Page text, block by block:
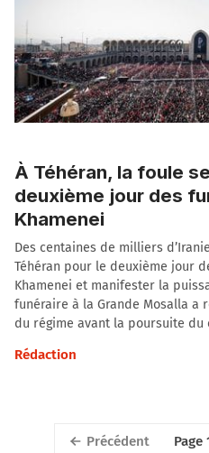
À Téhéran, la foule
deuxième jour des
Khamenei
Des centaines de milliers
Téhéran pour le deuxième jour
Khamenei et manifester la
funéraire à la Grande Mosalla
du régime avant la poursuite
Rédaction
Précédent Page